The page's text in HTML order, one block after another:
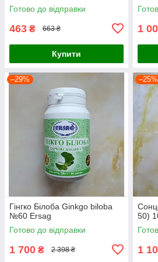
Готово до відправки
463 ₴ 663 ₴
Купити
1
–29%
Гінгко Білоба Ginkgo biloba
№60 Ersag
Готово до відправки
1 700 ₴ 2 398 ₴
–25%
50)
1